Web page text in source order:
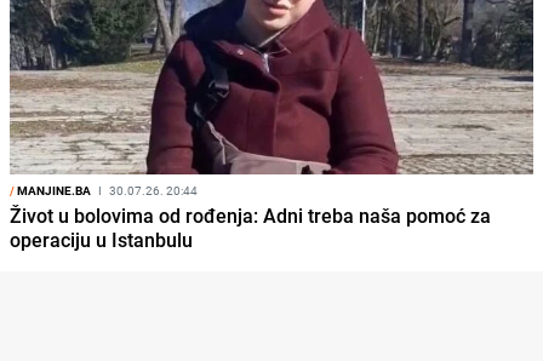
/MANJINE.BA I 30.07.26. 20:44
Život u bolovima od rođenja: Adni treba naša pomoć za
operaciju u Istanbulu